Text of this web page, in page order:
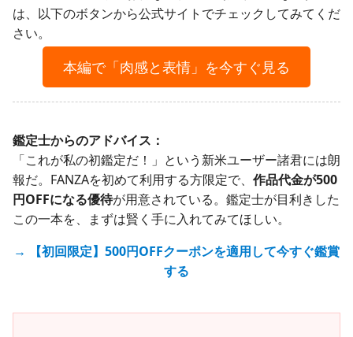
は、以下のボタンから公式サイトでチェックしてみてくだ
さい。
本編で「肉感と表情」を今すぐ見る
鑑定士からのアドバイス：
「これが私の初鑑定だ！」という新米ユーザー諸君には朗
報だ。FANZAを初めて利用する方限定で、 作品代金が500
円OFFになる優待が用意されている。鑑定士が目利きした
この一本を、まずは賢く手に入れてみてほしい。
→ 【初回限定】500円OFFクーポンを適用して今すぐ鑑賞
する